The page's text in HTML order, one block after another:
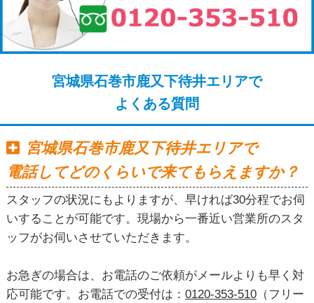
宮城県石巻市鹿又下待井エリアで
よくある質問
宮城県石巻市鹿又下待井エリアで
電話してどのくらいで来てもらえますか？
スタッフの状況にもよりますが、早ければ30分程でお伺
いすることが可能です。現場から一番近い営業所のスタ
ッフがお伺いさせていただきます。
お急ぎの場合は、お電話のご依頼がメールよりも早く対
応可能です。お電話での受付は： 0120-353-510（フリー